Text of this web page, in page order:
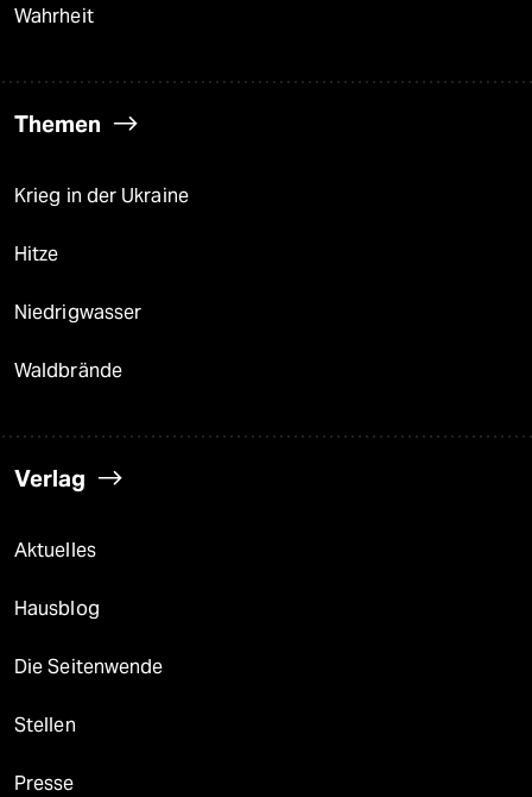
Wahrheit
Themen
Krieg in der Ukraine
Hitze
Niedrigwasser
Waldbrände
Verlag
Aktuelles
Hausblog
Die Seitenwende
Stellen
Presse